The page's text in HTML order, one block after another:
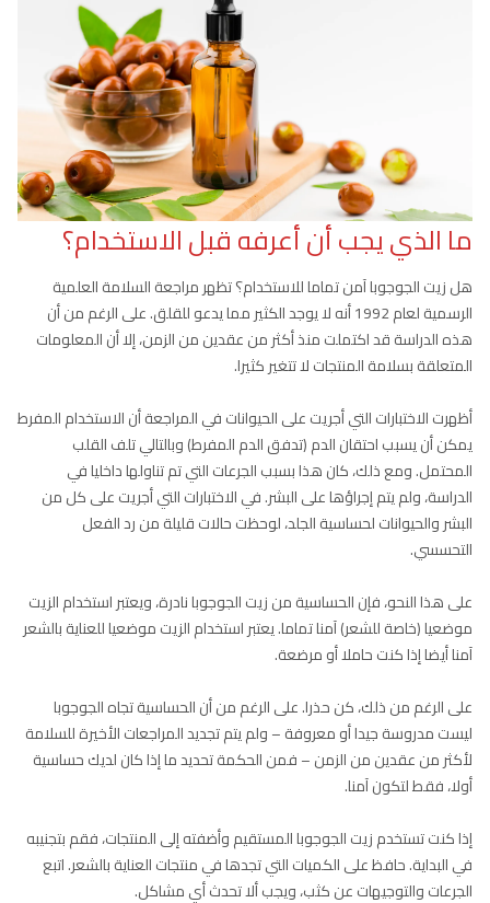
ما الذي يجب أن أعرفه قبل الاستخدام؟
هل زيت الجوجوبا آمن تماما للاستخدام؟ تظهر مراجعة السلامة العلمية
الرسمية لعام 1992 أنه لا يوجد الكثير مما يدعو للقلق. على الرغم من أن
هذه الدراسة قد اكتملت منذ أكثر من عقدين من الزمن، إلا أن المعلومات
المتعلقة بسلامة المنتجات لا تتغير كثيرا.
أظهرت الاختبارات التي أجريت على الحيوانات في المراجعة أن الاستخدام المفرط
يمكن أن يسبب احتقان الدم (تدفق الدم المفرط) وبالتالي تلف القلب
المحتمل. ومع ذلك، كان هذا بسبب الجرعات التي تم تناولها داخليا في
الدراسة، ولم يتم إجراؤها على البشر. في الاختبارات التي أجريت على كل من
البشر والحيوانات لحساسية الجلد، لوحظت حالات قليلة من رد الفعل
التحسسي.
على هذا النحو، فإن الحساسية من زيت الجوجوبا نادرة، ويعتبر استخدام الزيت
موضعيا (خاصة للشعر) آمنا تماما. يعتبر استخدام الزيت موضعيا للعناية بالشعر
آمنا أيضا إذا كنت حاملا أو مرضعة.
على الرغم من ذلك، كن حذرا. على الرغم من أن الحساسية تجاه الجوجوبا
ليست مدروسة جيدا أو معروفة – ولم يتم تجديد المراجعات الأخيرة للسلامة
لأكثر من عقدين من الزمن – فمن الحكمة تحديد ما إذا كان لديك حساسية
أولا، فقط لتكون آمنا.
إذا كنت تستخدم زيت الجوجوبا المستقيم وأضفته إلى المنتجات، فقم بتجنيبه
في البداية. حافظ على الكميات التي تجدها في منتجات العناية بالشعر. اتبع
الجرعات والتوجيهات عن كثب، ويجب ألا تحدث أي مشاكل.